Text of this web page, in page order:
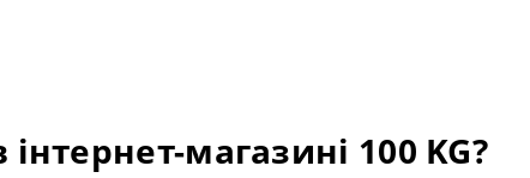
магазині 100 KG?